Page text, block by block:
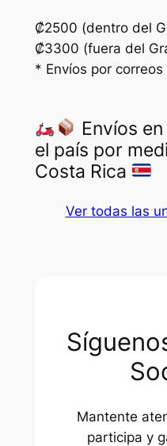
₡2500 (dentro del
₡3300 (fuera del
* Envíos por
Envíos
el país por
Costa Rica
Ver todas las
Mantente
participa y